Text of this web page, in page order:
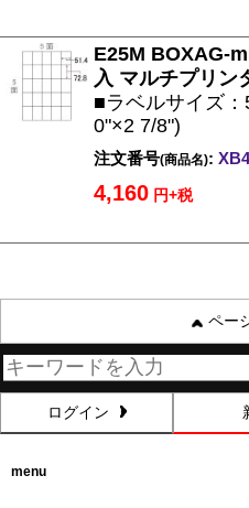
E25M BOXAG-
入 マルチプリン
■ラベルサイズ
0"×2 7/8")
注文番号(商品名):
4,160 円+税
ペー
ログイン
menu